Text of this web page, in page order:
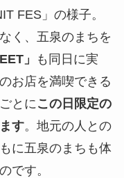
FES」の様子。
く、五泉のまちを
」
も同日に実
お店を満喫できる
とにこの日限定の
す。地元の人との
に五泉のまちも体
です。